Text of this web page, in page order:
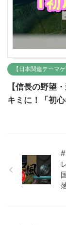
【日本関連テーマゲ
【信長の野望
キミに！「初